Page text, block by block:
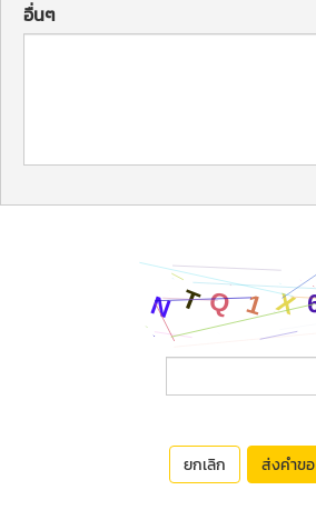
อื่นๆ
ยกเลิก ส่งคำขอ